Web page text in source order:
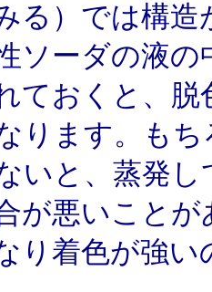
る）では構
ソーダの液
ておくと、
ります。も
いと、蒸発
が悪いことが
り着色が強